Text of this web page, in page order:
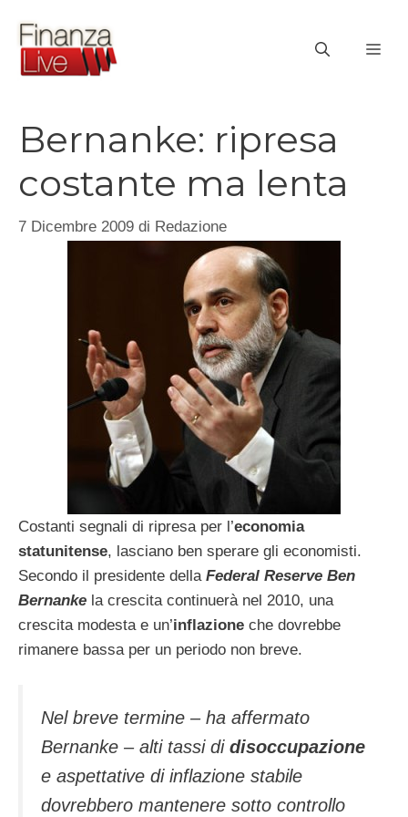
contenuto
Bernanke: ripresa
costante ma lenta
7 Dicembre 2009 di Redazione
Costanti segnali di ripresa per l’economia
statunitense, lasciano ben sperare gli economisti.
Secondo il presidente della Federal Reserve Ben
Bernanke la crescita continuerà nel 2010, una
crescita modesta e un’inflazione che dovrebbe
rimanere bassa per un periodo non breve.
Nel breve termine – ha affermato
Bernanke – alti tassi di disoccupazione
e aspettative di inflazione stabile
dovrebbero mantenere sotto controllo